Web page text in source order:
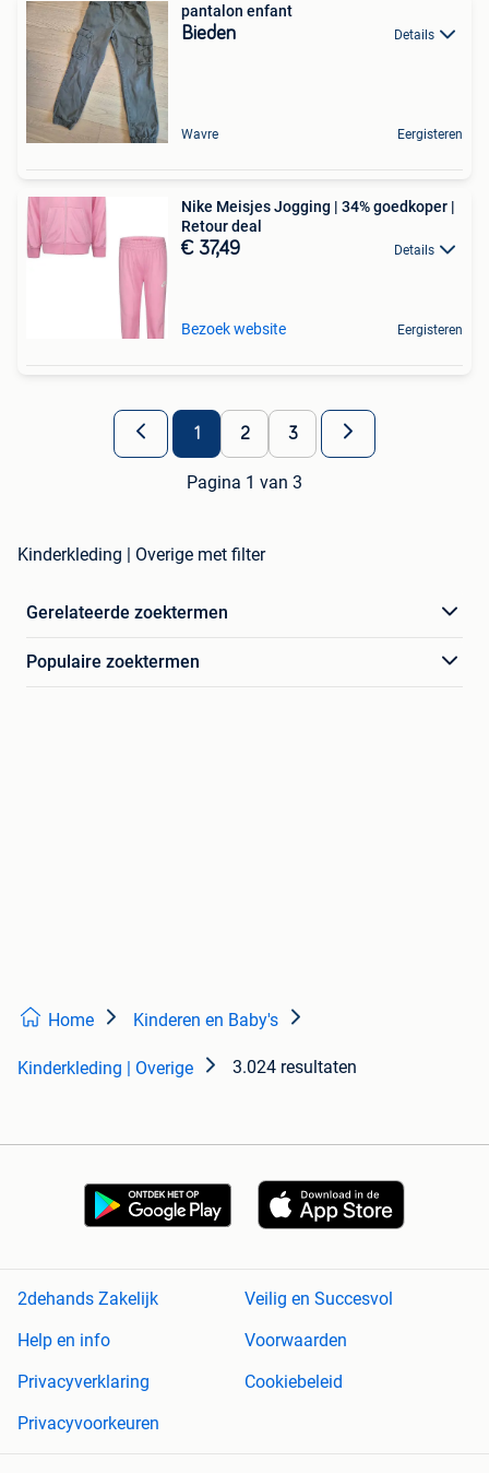
pantalon enfant
Bieden Details
Wavre Eergisteren
Nike Meisjes Jogging | 34% goedkoper |
Retour deal
€ 37,49 Details
Bezoek website Eergisteren
1 2 3
Pagina 1 van 3
Kinderkleding | Overige met filter
Gerelateerde zoektermen
Populaire zoektermen
Home Kinderen en Baby's
Kinderkleding | Overige 3.024 resultaten
2dehands Zakelijk
Veilig en Succesvol
Help en info
Voorwaarden
Privacyverklaring
Cookiebeleid
Privacyvoorkeuren